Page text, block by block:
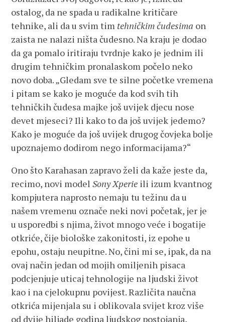
ostalog, da ne spada u radikalne kritičare
tehnike, ali da u svim tim tehničkim čudesima on
zaista ne nalazi ništa čudesno. Na kraju je dodao
da ga pomalo iritiraju tvrdnje kako je jednim ili
drugim tehničkim pronalaskom počelo neko
novo doba. „Gledam sve te silne početke vremena
i pitam se kako je moguće da kod svih tih
tehničkih čudesa majke još uvijek djecu nose
devet mjeseci? Ili kako to da još uvijek jedemo?
Kako je moguće da još uvijek drugog čovjeka bolje
upoznajemo dodirom nego informacijama?“
Ono što Karahasan zapravo želi da kaže jeste da,
recimo, novi modelSony Xperie ili izum kvantnog
kompjutera naprosto nemaju tu težinu da u
našem vremenu označe neki novi početak, jer je
u usporedbi s njima, život mnogo veće i bogatije
otkriće, čije biološke zakonitosti, iz epohe u
epohu, ostaju neupitne. No, čini mi se, ipak, da na
ovaj način jedan od mojih omiljenih pisaca
podcjenjuje uticaj tehnologije na ljudski život
kao i na cjelokupnu povijest. Različita naučna
otkrića mijenjala su i oblikovala svijet kroz više
od dvije hiljade godina ljudskog postojanja,